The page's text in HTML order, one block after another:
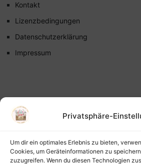
Privatsphäre-
Um dir ein optimales Erlebnis zu bieten,
Cookies, um Geräteinformationen zu
zuzugreifen. Wenn du diesen Technologien
Kontakt
Lizenzbedingungen
Datenschutzerklärung
Impressum